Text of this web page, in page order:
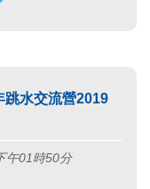
跳水交流營2019
午01時50分